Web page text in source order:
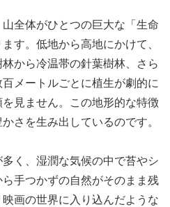
全体がひとつの巨大な「生命
す。低地から高地にかけて、
から冷温帯の針葉樹林、さら
メートルごとに植生が劇的に
見ません。この地形的な特徴
さを生み出しているのです。
く、湿潤な気候の中で苔やシ
手つかずの自然がそのまま残
画の世界に入り込んだような